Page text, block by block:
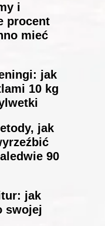
i
procent
mieć
jak
10 kg
jak
90
jak
swojej